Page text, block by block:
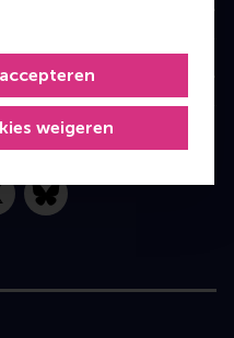
weigeren
Bluesky